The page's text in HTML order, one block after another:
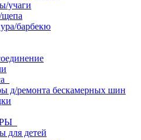
учаги
щепа
барбекю
д/ремонта бескамерных шин
для детей